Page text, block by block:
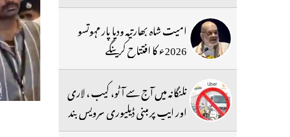
امیت شاہ بھارتیہ ودیا پار مہوتسو
2026ء کا افتتاح کرینگے
تلنگانہ میں آج سے آٹو، کیب ، لاری
اور ایپ پر مبنی ڈیلیوری سرویس بند